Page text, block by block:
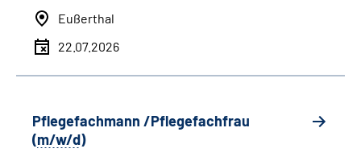
Eußerthal
22.07.2026
Pflegefachmann /Pflegefachfrau
(m/w/d)